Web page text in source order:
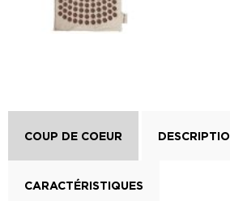
COUP DE COEUR
CARACTÉRISTIQUES